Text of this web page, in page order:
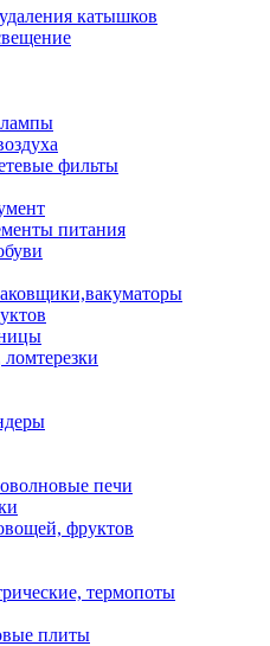
катышков
фильты
питания
печи
фруктов
термопоты
плиты